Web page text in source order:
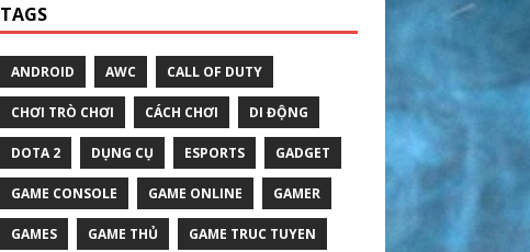
TAGS
ANDROID AWC CALL OF DUTY
CHƠI TRÒ CHƠI CÁCH CHƠI DI ĐỘNG
DOTA 2 DỤNG CỤ ESPORTS GADGET
GAME CONSOLE GAME ONLINE GAMER
GAMES GAME THỦ GAME TRUC TUYEN